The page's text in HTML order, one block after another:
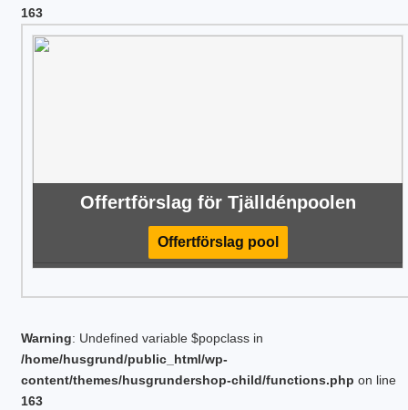
163
Offertförslag för Tjälldénpoolen
Offertförslag pool
Warning: Undefined variable $popclass in
/home/husgrund/public_html/wp-
content/themes/husgrundershop-child/functions.php on line
163